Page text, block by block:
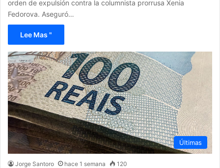
orden de expulsión contra la columnista prorrusa Xenia
Fedorova. Aseguró…
Lee Mas "
Últimas
Jorge Santoro hace 1 semana 120